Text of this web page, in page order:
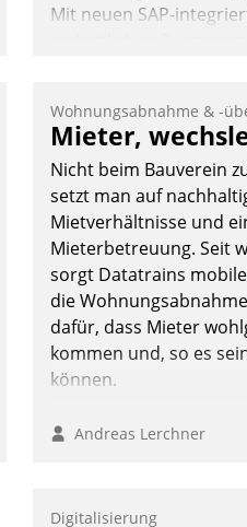
Mit neuen SAP-
Kapitalanlage für
Herausforderungen
Nadja Hußmann
Wohnungsabnahme & -
Mieter,
Nicht beim Bauverein
setzt man auf
Mietverhältnisse und
Mieterbetreuung. Seit
sorgt Datatrains
die
dafür, dass Mieter
kommen und, so es
können.
Andreas Lerchner
Digitalisierung